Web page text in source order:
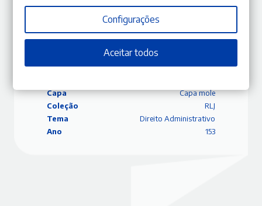
Data
16/07/2024
Capa
Capa mole
Coleção
RLJ
Tema
Direito Administrativo
Ano
153
Configurações
Aceitar todos